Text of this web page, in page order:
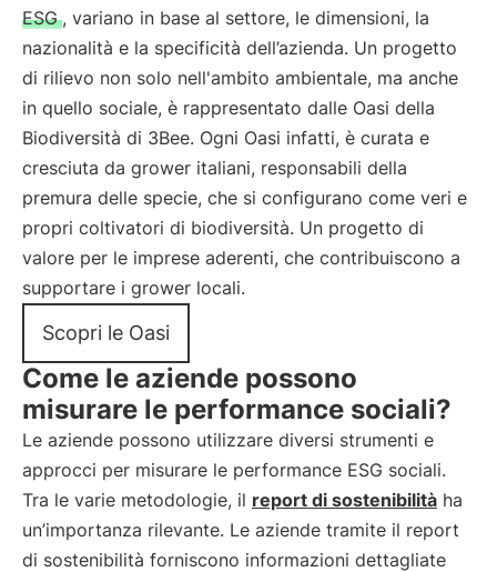
ESG , variano in base al settore, le dimensioni, la
nazionalità e la specificità dell’azienda. Un progetto
di rilievo non solo nell'ambito ambientale, ma anche
in quello sociale, è rappresentato dalle Oasi della
Biodiversità di 3Bee. Ogni Oasi infatti, è curata e
cresciuta da grower italiani, responsabili della
premura delle specie, che si configurano come veri e
propri coltivatori di biodiversità. Un progetto di
valore per le imprese aderenti, che contribuiscono a
supportare i grower locali.
Scopri le Oasi
Come le aziende possono
misurare le performance sociali?
Le aziende possono utilizzare diversi strumenti e
approcci per misurare le performance ESG sociali.
Tra le varie metodologie, il report di sostenibilità ha
un’importanza rilevante. Le aziende tramite il report
di sostenibilità forniscono informazioni dettagliate